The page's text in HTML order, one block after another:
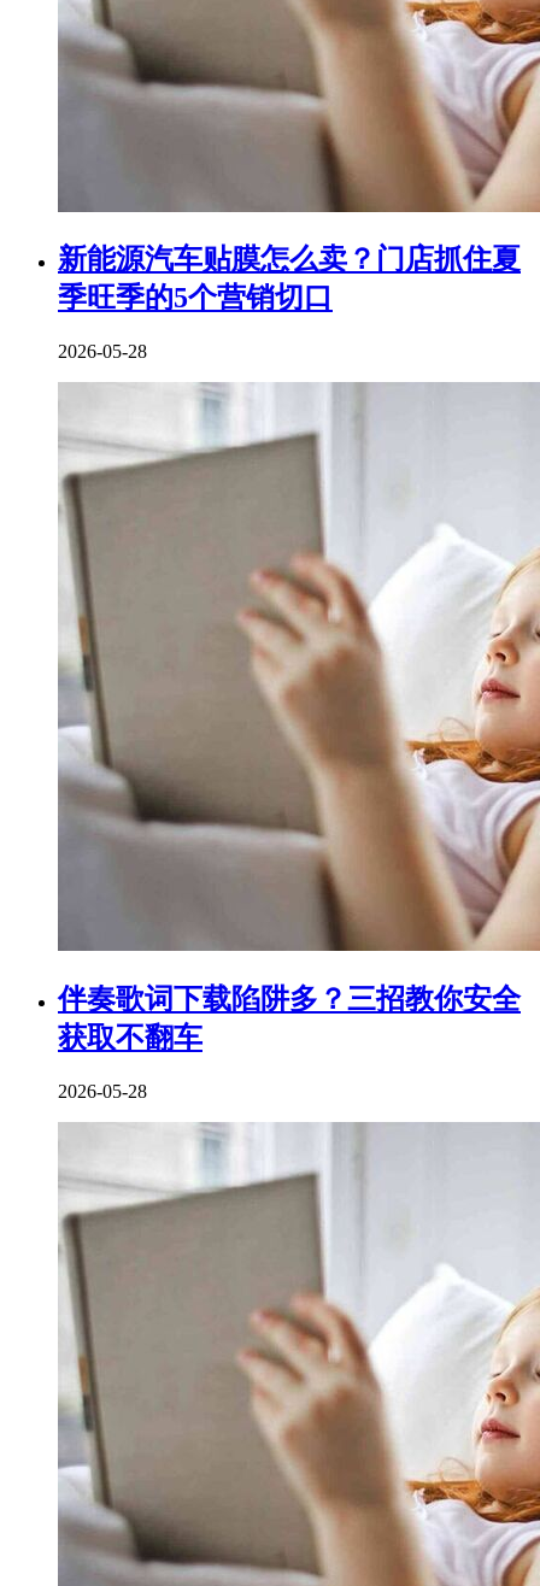
新能源汽车贴膜怎么卖？门店抓住夏
季旺季的5个营销切口
2026-05-28
伴奏歌词下载陷阱多？三招教你安全
获取不翻车
2026-05-28